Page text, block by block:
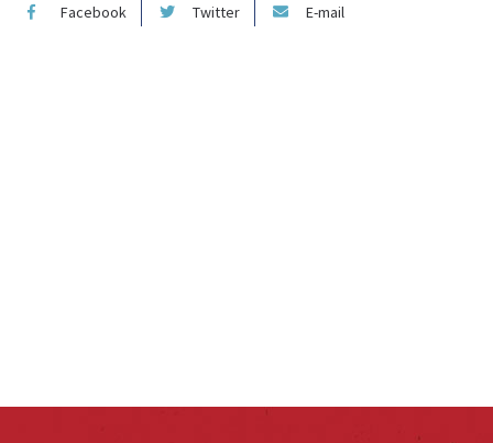
Facebook Twitter E-mail